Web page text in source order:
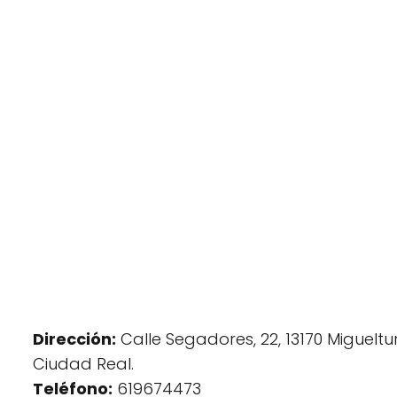
Dirección: Calle Segadores, 22, 13170
Ciudad Real.
Teléfono: 619674473